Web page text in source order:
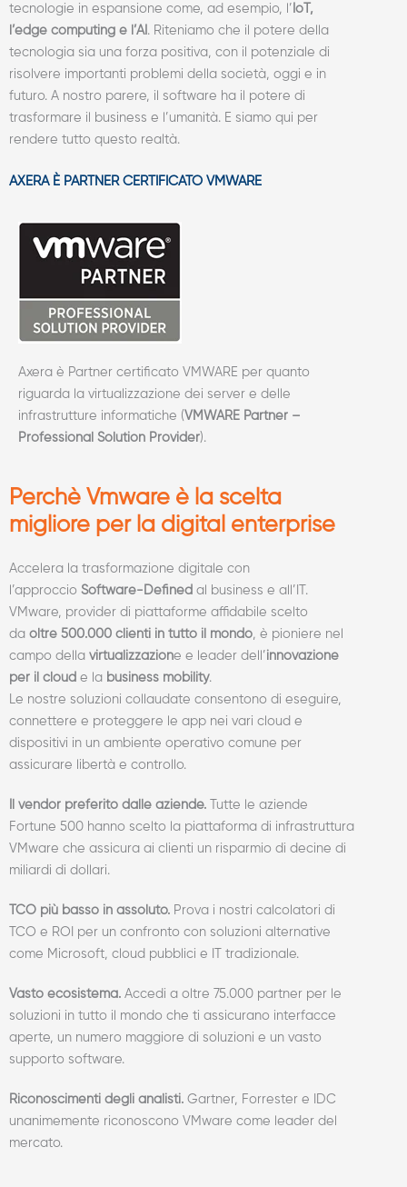
tecnologie in espansione come, ad esempio, l’ IoT,
l’edge computing e l’AI . Riteniamo che il potere della
tecnologia sia una forza positiva, con il potenziale di
risolvere importanti problemi della società, oggi e in
futuro. A nostro parere, il software ha il potere di
trasformare il business e l’umanità. E siamo qui per
rendere tutto questo realtà.
AXERA È PARTNER CERTIFICATO VMWARE
Axera è Partner certificato VMWARE per quanto
riguarda la virtualizzazione dei server e delle
infrastrutture informatiche (VMWARE Partner –
Professional Solution Provider).
Perchè Vmware è la scelta
migliore per la digital enterprise
Accelera la trasformazione digitale con
l’approccio Software-Defined al business e all’IT.
VMware, provider di piattaforme affidabile scelto
da oltre 500.000 clienti in tutto il mondo, è pioniere nel
campo della virtualizzazione e leader dell’ innovazione
per il cloud e la business mobility.
Le nostre soluzioni collaudate consentono di eseguire,
connettere e proteggere le app nei vari cloud e
dispositivi in un ambiente operativo comune per
assicurare libertà e controllo.
Il vendor preferito dalle aziende.
Tutte le aziende
Fortune 500 hanno scelto la piattaforma di infrastruttura
VMware che assicura ai clienti un risparmio di decine di
miliardi di dollari.
TCO più basso in assoluto. Prova i nostri calcolatori di
TCO e ROI per un confronto con soluzioni alternative
come Microsoft, cloud pubblici e IT tradizionale.
Vasto ecosistema. Accedi a oltre 75.000 partner per le
soluzioni in tutto il mondo che ti assicurano interfacce
aperte, un numero maggiore di soluzioni e un vasto
supporto software.
Riconoscimenti degli analisti. Gartner, Forrester e IDC
unanimemente riconoscono VMware come leader del
mercato.